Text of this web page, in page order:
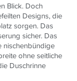
Blick. Doch
Designs, die
sorgen. Das
sicher. Das
nischenbündige
ohne seitliche
Duschrinne